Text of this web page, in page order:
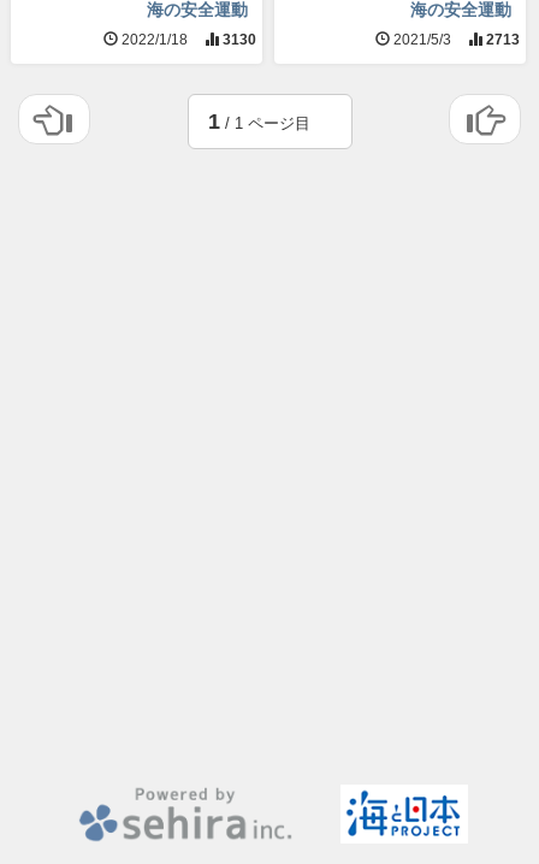
海の安全運動
2022/1/18 3130
海の安全運動
2021/5/3 2713
1/ 1 ページ目